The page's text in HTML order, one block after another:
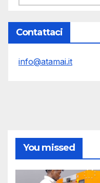
Contattaci
info@atamai.it
You missed